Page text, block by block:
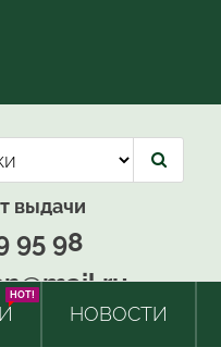
выдачи
95 98
HOT!
НОВОСТИ